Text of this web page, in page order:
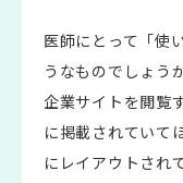
医師にとって「使
うなものでしょう
企業サイトを閲覧
に掲載されていて
にレイアウトされ